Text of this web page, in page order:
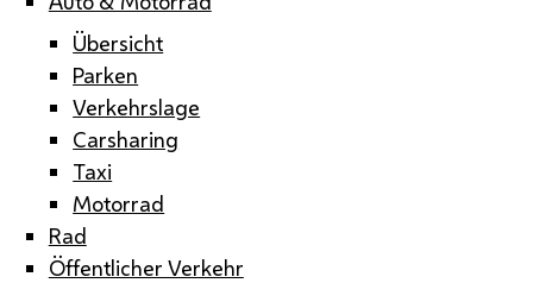
Übersicht
Parken
Verkehrslage
Carsharing
Taxi
Motorrad
Rad
Öffentlicher Verkehr